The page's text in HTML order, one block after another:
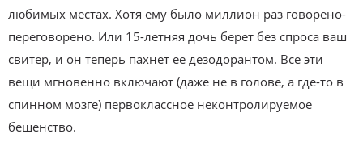
любимых местах. Хотя ему было миллион раз говорено-
переговорено. Или 15-летняя дочь берет без спроса ваш
свитер, и он теперь пахнет её дезодорантом. Все эти
вещи мгновенно включают (даже не в голове, а где-то в
спинном мозге) первоклассное неконтролируемое
бешенство.